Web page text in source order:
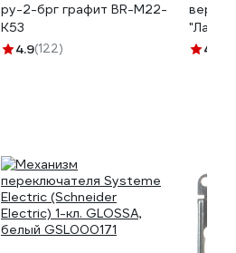
ру-2-брг графит BR-M22-
K53
4.9(122)
"Лама"
4.9